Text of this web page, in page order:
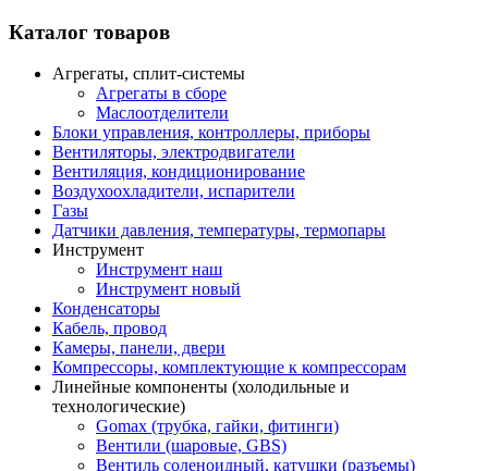
Каталог товаров
Агрегаты, сплит-системы
Агрегаты в сборе
Маслоотделители
Блоки управления, контроллеры, приборы
Вентиляторы, электродвигатели
Вентиляция, кондиционирование
Воздухоохладители, испарители
Газы
Датчики давления, температуры, термопары
Инструмент
Инструмент наш
Инструмент новый
Конденсаторы
Кабель, провод
Камеры, панели, двери
Компрессоры, комплектующие к компрессорам
Линейные компоненты (холодильные и
технологические)
Gomax (трубка, гайки, фитинги)
Вентили (шаровые, GBS)
Вентиль соленоидный, катушки (разъемы)